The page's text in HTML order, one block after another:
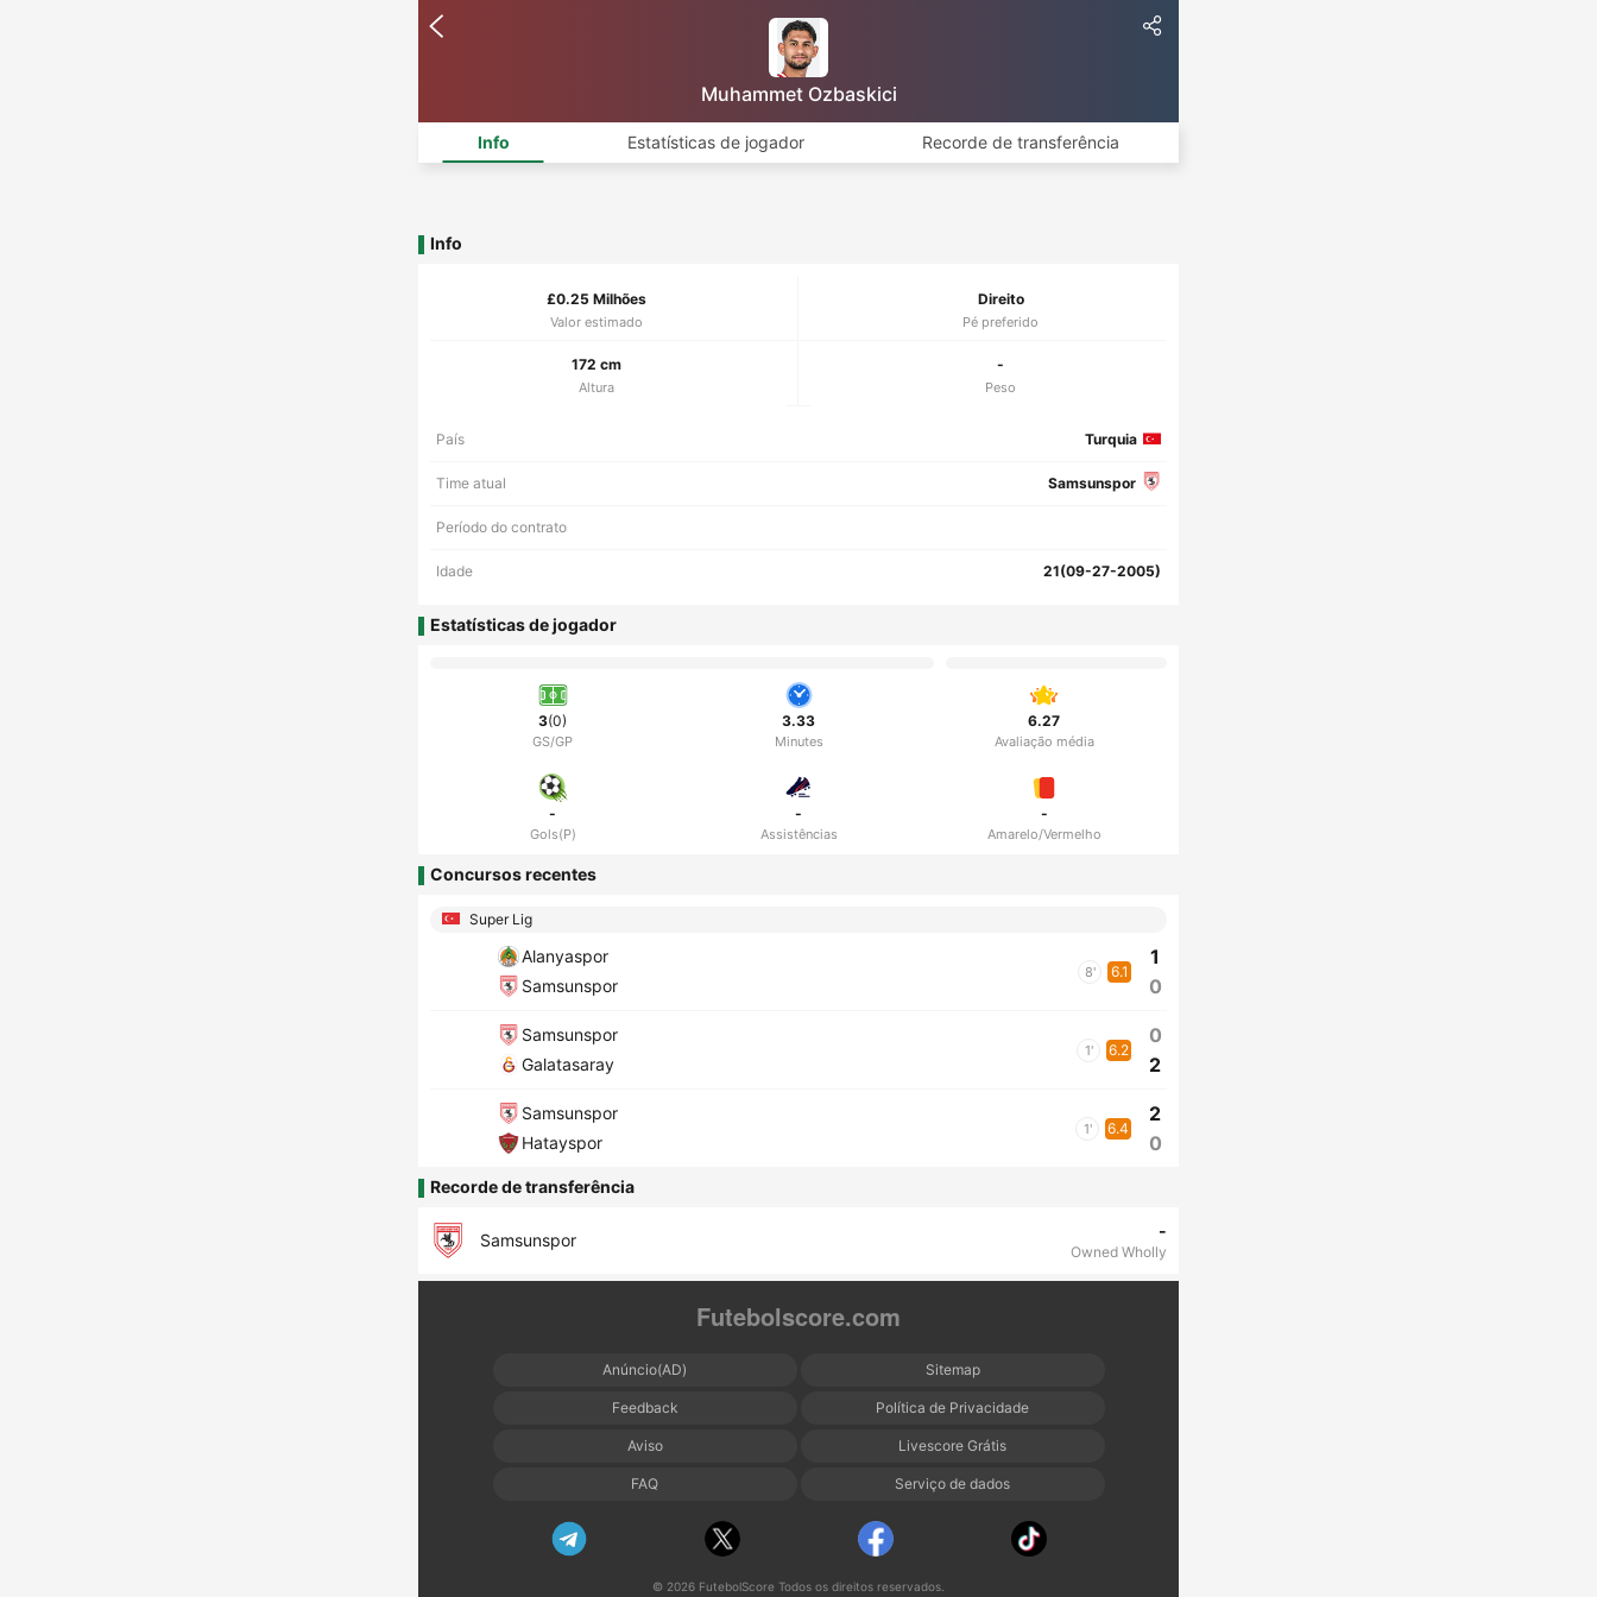
Muhammet Ozbaskici
Info Estatísticas de jogador Recorde de transferência
Info
£0.25 Milhões
Valor estimado
Direito
Pé preferido
172 cm
Altura
-
Peso
País Turquia
Time atual Samsunspor
Período do contrato
Idade 21(09-27-2005)
Estatísticas de jogador
3(0)
GS/GP
3.33
Minutes
6.27
Avaliação média
-
Gols(P)
-
Assistências
-
Amarelo/Vermelho
Concursos recentes
Super Lig
Alanyaspor
Samsunspor
8' 6.1
1
0
Samsunspor
Galatasaray
1' 6.2
0
2
Samsunspor
Hatayspor
1' 6.4
2
0
Recorde de transferência
Samsunspor -
Owned Wholly
Futebolscore.com
Anúncio(AD) Sitemap
Feedback Política de Privacidade
Aviso Livescore Grátis
FAQ Serviço de dados
© 2026 FutebolScore Todos os direitos reservados.